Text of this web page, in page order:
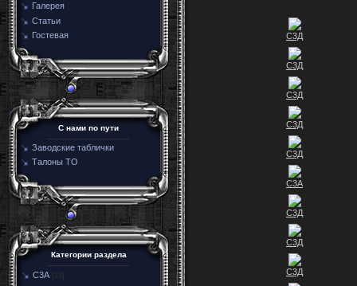
Галерея
Статьи
Гостевая
C нами по пути
Заводские таблички
Талоны ТО
Категории раздела
С3А [23]
С3Д
С3Д
С3Д
С3Д
С3Д
С3А
С3Д
С3Д
С3Д